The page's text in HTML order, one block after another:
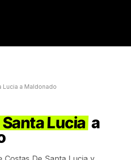
Lucia a Maldonado
Lucia a